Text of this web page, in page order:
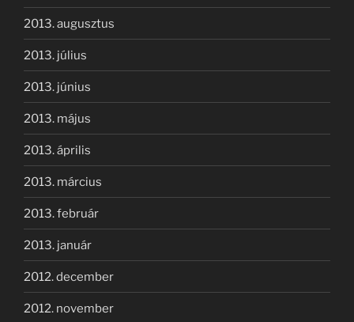
2013. augusztus
2013. július
2013. június
2013. május
2013. április
2013. március
2013. február
2013. január
2012. december
2012. november